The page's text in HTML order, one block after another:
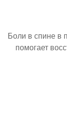
Боли в спине в
помогает